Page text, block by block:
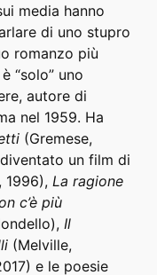
media hanno
di uno stupro
romanzo più
“solo” uno
autore di
nel 1959. Ha
(Gremese,
un film di
1996), La ragione
c’è più
Il
(Melville,
e le poesie